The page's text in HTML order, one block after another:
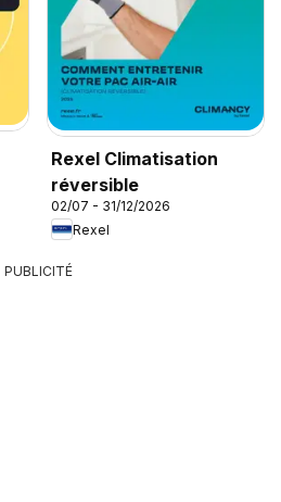
Rexel Climatisation
réversible
02/07 - 31/12/2026
Rexel
PUBLICITÉ